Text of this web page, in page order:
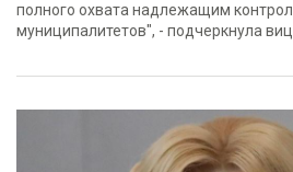
полного охвата надлежащим
муниципалитетов", - подчеркнула